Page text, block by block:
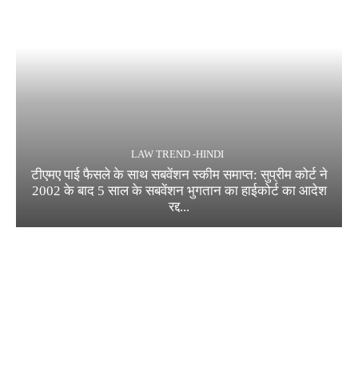
LAW TREND -HINDI
टीएमए पाई फैसले के साथ सबवेंशन स्कीम समाप्त: सुप्रीम कोर्ट ने
2002 के बाद 5 साल के सबवेंशन भुगतान का हाईकोर्ट का आदेश
रद्द...